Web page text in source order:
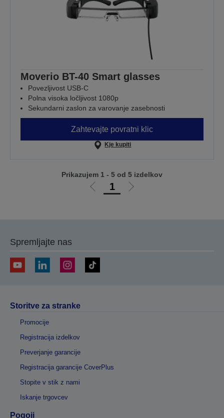
Moverio BT-40 Smart glasses
Povezljivost USB-C
Polna visoka ločljivost 1080p
Sekundarni zaslon za varovanje zasebnosti
Zahtevajte povratni klic
Kje kupiti
Pojdi1
Pojdi
Prikazujem 1 - 5 od 5 izdelkov
Spremljajte nas
Storitve za stranke
Promocije
Registracija izdelkov
Preverjanje garancije
Registracija garancije CoverPlus
Stopite v stik z nami
Iskanje trgovcev
Pogoji